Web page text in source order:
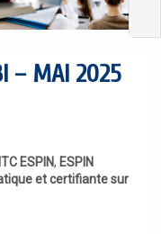
– MAI 2025
ESPIN, ESPIN
et certifiante sur